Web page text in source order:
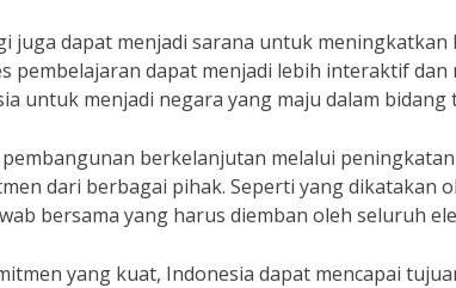
juga dapat menjadi sarana untuk meningkatkan
pembelajaran dapat menjadi lebih interaktif dan
untuk menjadi negara yang maju dalam bidang
berkelanjutan melalui
dari berbagai pihak. Seperti yang dikatakan
bersama yang harus diemban oleh seluruh
yang kuat, Indonesia dapat mencapai